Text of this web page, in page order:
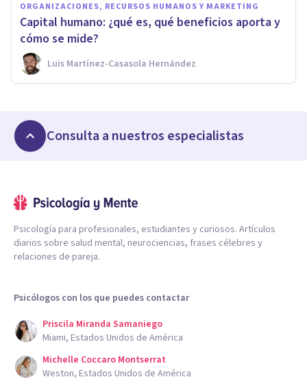
ORGANIZACIONES, RECURSOS HUMANOS Y MARKETING
Capital humano: ¿qué es, qué beneficios aporta y
cómo se mide?
Luis Martínez-Casasola Hernández
Consulta a nuestros especialistas
Psicología para profesionales, estudiantes y curiosos. Artículos
diarios sobre salud mental, neurociencias, frases célebres y
relaciones de pareja.
Psicólogos con los que puedes contactar
Priscila Miranda Samaniego
Miami, Estados Unidos de América
Michelle Coccaro Montserrat
Weston, Estados Unidos de América